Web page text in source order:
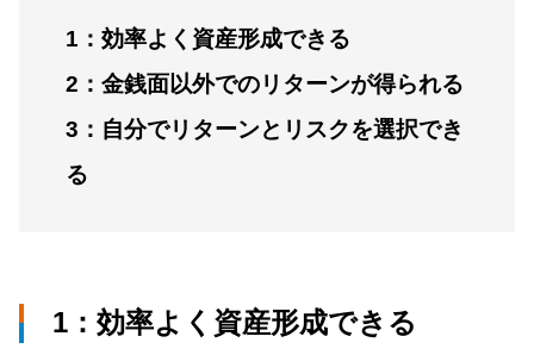
1：効率よく資産形成できる
2：金銭面以外でのリターンが得られる
3：自分でリターンとリスクを選択でき
る
1：効率よく資産形成できる